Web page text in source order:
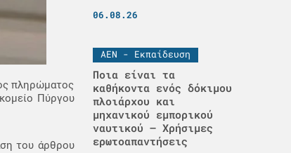
πληρώματος
Πύργου
του άρθρου
06.08.26
ΑΕΝ - Εκπαίδευση
Ποια είναι τα
καθήκοντα ενός δόκιμου
πλοιάρχου και
μηχανικού εμπορικού
ναυτικού – Χρήσιμες
ερωτοαπαντήσεις